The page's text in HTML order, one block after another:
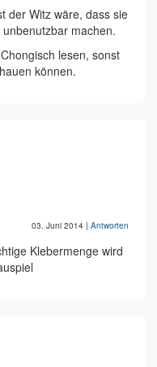
der Witz wäre, dass sie
machen.
lesen, sonst
können.
03. Juni 2014 | Antworten
Klebermenge wird